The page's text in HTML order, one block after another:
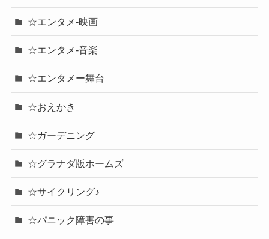
☆エンタメ-映画
☆エンタメ-音楽
☆エンタメー舞台
☆おえかき
☆ガーデニング
☆グラナダ版ホームズ
☆サイクリング♪
☆パニック障害の事